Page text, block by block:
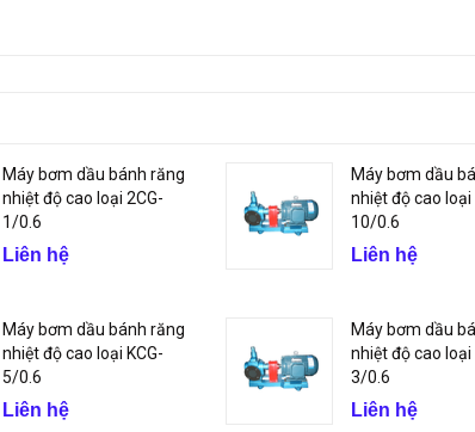
Máy bơm dầu bánh răng
nhiệt độ cao loại 2CG-
1/0.6
Liên hệ
Máy bơm dầu
nhiệt độ cao loại
10/0.6
Liên hệ
Máy bơm dầu bánh răng
nhiệt độ cao loại KCG-
5/0.6
Liên hệ
Máy bơm dầu
nhiệt độ cao loại
3/0.6
Liên hệ